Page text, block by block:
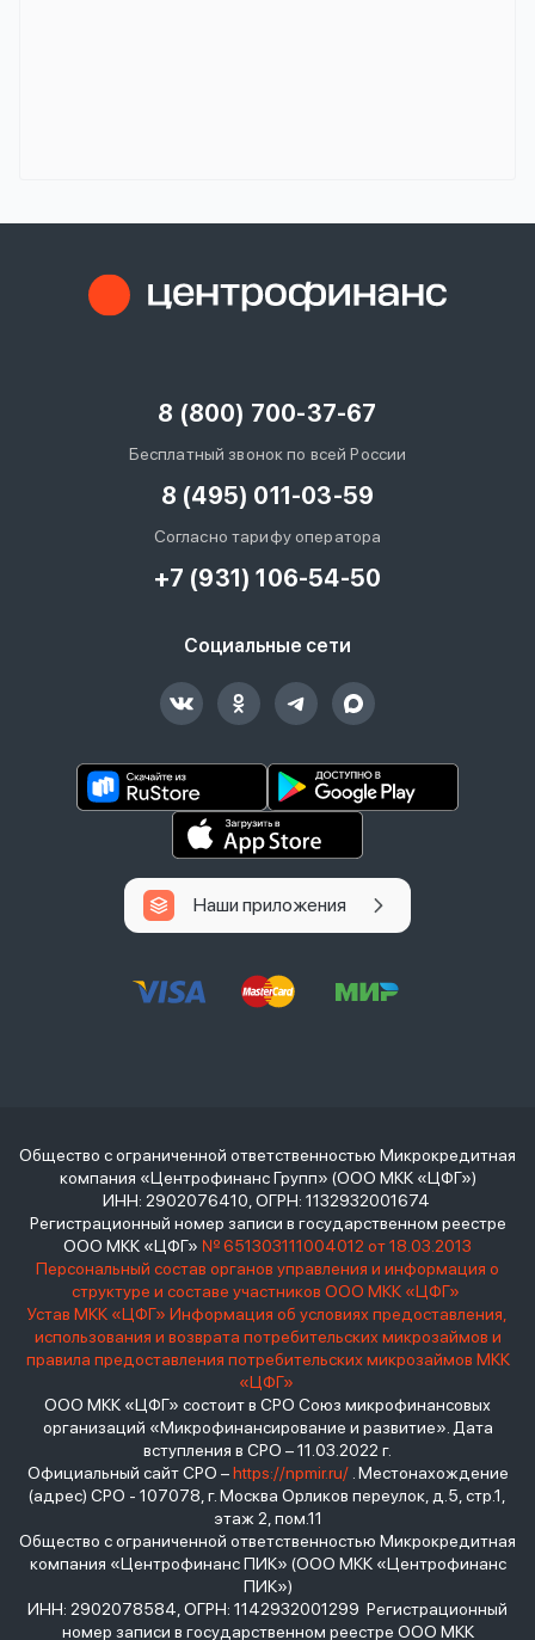
8 (800) 700-37-67
Бесплатный звонок по всей России
8 (495) 011-03-59
Согласно тарифу оператора
+7 (931) 106-54-50
Социальные сети
Наши приложения
Общество с ограниченной ответственностью Микрокредитная
компания «Центрофинанс Групп» (ООО МКК «ЦФГ»)
ИНН: 2902076410, ОГРН: 1132932001674
Регистрационный номер записи в государственном реестре
ООО МКК «ЦФГ» № 651303111004012 от 18.03.2013
Персональный состав органов управления и информация о
структуре и составе участников ООО МКК «ЦФГ»
Устав МКК «ЦФГ» Информация об условиях предоставления,
использования и возврата потребительских микрозаймов и
правила предоставления потребительских микрозаймов МКК
«ЦФГ»
ООО МКК «ЦФГ» состоит в СРО Союз микрофинансовых
организаций «Микрофинансирование и развитие». Дата
вступления в СРО – 11.03.2022 г.
Официальный сайт СРО –https://npmir.ru/. Местонахождение
(адрес) СРО - 107078, г. Москва Орликов переулок, д.5, стр.1,
этаж 2, пом.11
Общество с ограниченной ответственностью Микрокредитная
компания «Центрофинанс ПИК» (ООО МКК «Центрофинанс
ПИК»)
ИНН: 2902078584, ОГРН: 1142932001299 Регистрационный
номер записи в государственном реестре ООО МКК